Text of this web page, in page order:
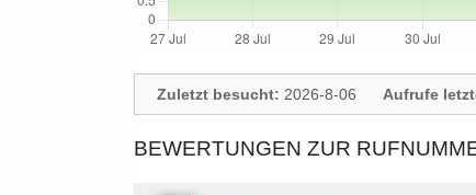
Zuletzt besucht: 2026-8-06 Aufrufe
BEWERTUNGEN ZUR